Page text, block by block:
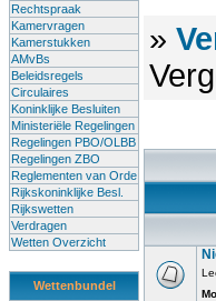
Rechtspraak
Kamervragen
Kamerstukken
AMvBs
Beleidsregels
Circulaires
Koninklijke Besluiten
Ministeriële Regelingen
Regelingen PBO/OLBB
Regelingen ZBO
Reglementen van Orde
Rijkskoninklijke Besl.
Rijkswetten
Verdragen
Wetten Overzicht
Wettenbundel
»